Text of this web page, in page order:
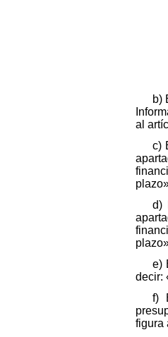
b)
al
c)
d)
e)
decir:
f)
figura